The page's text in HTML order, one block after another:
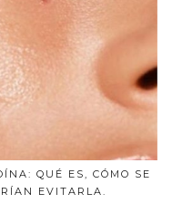
QUÉ ES, CÓMO SE
EVITARLA.